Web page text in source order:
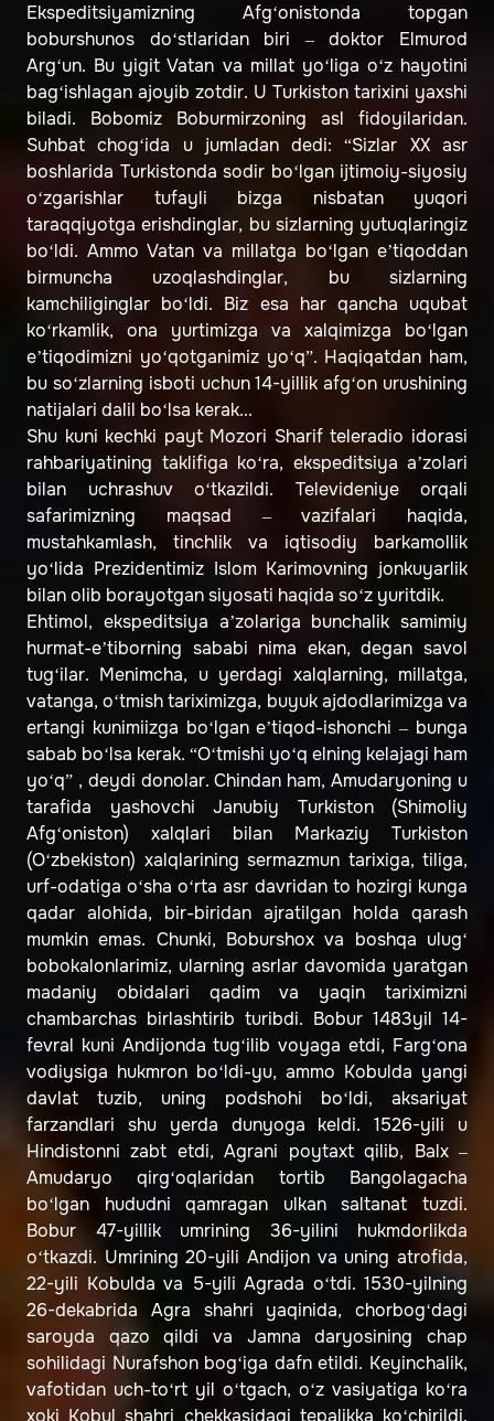
Ekspeditsiyamizning Afg‘onistonda topgan
boburshunos do‘stlaridan biri – doktor Elmurod
Arg‘un. Bu yigit Vatan va millat yo‘liga o‘z hayotini
bag‘ishlagan ajoyib zotdir. U Turkiston tarixini yaxshi
biladi. Bobomiz Boburmirzoning asl fidoyilaridan.
Suhbat chog‘ida u jumladan dedi: “Sizlar XX asr
boshlarida Turkistonda sodir bo‘lgan ijtimoiy-siyosiy
o‘zgarishlar tufayli bizga nisbatan yuqori
taraqqiyotga erishdinglar, bu sizlarning yutuqlaringiz
bo‘ldi. Ammo Vatan va millatga bo‘lgan e’tiqoddan
birmuncha uzoqlashdinglar, bu sizlarning
kamchiliginglar bo‘ldi. Biz esa har qancha uqubat
ko‘rkamlik, ona yurtimizga va xalqimizga bo‘lgan
e’tiqodimizni yo‘qotganimiz yo‘q”. Haqiqatdan ham,
bu so‘zlarning isboti uchun 14-yillik afg‘on urushining
natijalari dalil bo‘lsa kerak...
Shu kuni kechki payt Mozori Sharif teleradio idorasi
rahbariyatining taklifiga ko‘ra, ekspeditsiya a’zolari
bilan uchrashuv o‘tkazildi. Televideniye orqali
safarimizning maqsad – vazifalari haqida,
mustahkamlash, tinchlik va iqtisodiy barkamollik
yo‘lida Prezidentimiz Islom Karimovning jonkuyarlik
bilan olib borayotgan siyosati haqida so‘z yuritdik.
Ehtimol, ekspeditsiya a’zolariga bunchalik samimiy
hurmat-e’tiborning sababi nima ekan, degan savol
tug‘ilar. Menimcha, u yerdagi xalqlarning, millatga,
vatanga, o‘tmish tariximizga, buyuk ajdodlarimizga va
ertangi kunimiizga bo‘lgan e’tiqod-ishonchi – bunga
sabab bo‘lsa kerak. “O‘tmishi yo‘q elning kelajagi ham
yo‘q” , deydi donolar. Chindan ham, Amudaryoning u
tarafida yashovchi Janubiy Turkiston (Shimoliy
Afg‘oniston) xalqlari bilan Markaziy Turkiston
(O‘zbekiston) xalqlarining sermazmun tarixiga, tiliga,
urf-odatiga o‘sha o‘rta asr davridan to hozirgi kunga
qadar alohida, bir-biridan ajratilgan holda qarash
mumkin emas. Chunki, Boburshox va boshqa ulug‘
bobokalonlarimiz, ularning asrlar davomida yaratgan
madaniy obidalari qadim va yaqin tariximizni
chambarchas birlashtirib turibdi. Bobur 1483yil 14-
fevral kuni Andijonda tug‘ilib voyaga etdi, Farg‘ona
vodiysiga hukmron bo‘ldi-yu, ammo Kobulda yangi
davlat tuzib, uning podshohi bo‘ldi, aksariyat
farzandlari shu yerda dunyoga keldi. 1526-yili u
Hindistonni zabt etdi, Agrani poytaxt qilib, Balx –
Amudaryo qirg‘oqlaridan tortib Bangolagacha
bo‘lgan hududni qamragan ulkan saltanat tuzdi.
Bobur 47-yillik umrining 36-yilini hukmdorlikda
o‘tkazdi. Umrining 20-yili Andijon va uning atrofida,
22-yili Kobulda va 5-yili Agrada o‘tdi. 1530-yilning
26-dekabrida Agra shahri yaqinida, chorbog‘dagi
saroyda qazo qildi va Jamna daryosining chap
sohilidagi Nurafshon bog‘iga dafn etildi. Keyinchalik,
vafotidan uch-to‘rt yil o‘tgach, o‘z vasiyatiga ko‘ra
xoki Kobul shahri chekkasidagi tepalikka ko‘chirildi.